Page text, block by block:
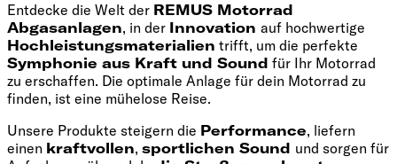
Entdecke die Welt der REMUS Motorrad
Abgasanlagen, in der Innovation auf hochwertige
Hochleistungsmaterialien trifft, um die perfekte
Symphonie aus Kraft und Sound für Ihr Motorrad
zu erschaffen. Die optimale Anlage für dein Motorrad zu
finden, ist eine mühelose Reise.
Unsere Produkte steigern die Performance, liefern
einen kraftvollen, sportlichen Sound und sorgen für